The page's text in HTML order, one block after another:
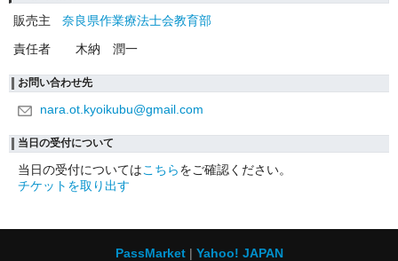
販売主
奈良県作業療法士会教育部
責任者
木納 潤一
お問い合わせ先
nara.ot.kyoikubu@gmail.com
当日の受付について
当日の受付についてはこちらをご確認ください。
チケットを取り出す
PassMarket
Yahoo! JAPAN